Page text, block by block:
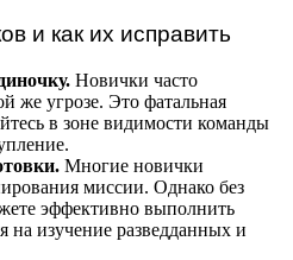
и как их исправить
Новички часто
же угрозе. Это фатальная
в зоне видимости команды
Многие новички
миссии. Однако без
эффективно выполнить
на изучение разведданных и